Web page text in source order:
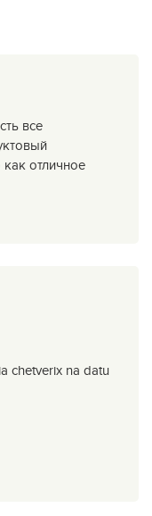
все
отличное
chetverix na datu